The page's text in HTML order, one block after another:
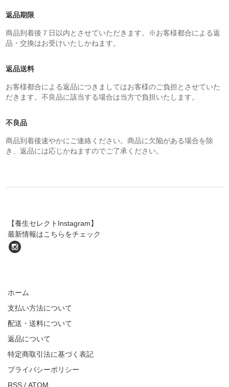
返品期限
商品到着後７日以内とさせていただきます。※お客様都合による返
品・交換はお受けいたしかねます。
返品送料
お客様都合による返品につきましてはお客様のご負担とさせていた
だきます。不良品に該当する場合は当方で負担いたします。
不良品
商品到着後速やかにご連絡ください。商品に欠陥がある場合を除
き、返品には応じかねますのでご了承ください。
【養生セレクトInstagram】
最新情報はこちらをチェック
ホーム
支払い方法について
配送・送料について
返品について
特定商取引法に基づく表記
プライバシーポリシー
RSS /ATOM